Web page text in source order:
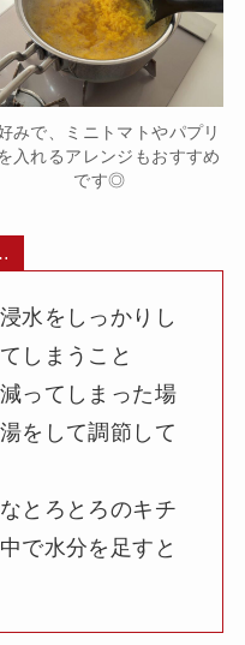
みで、ミニトマトやパプリ
入れるアレンジもおすすめ
です◎
水をしっかりし
しまうこと
ってしまった場
をして調節して
とろとろのキチ
で水分を足すと